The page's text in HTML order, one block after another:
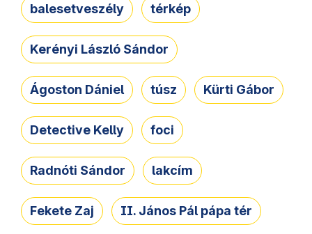
balesetveszély térkép
Kerényi László Sándor
Ágoston Dániel túsz Kürti Gábor
Detective Kelly foci
Radnóti Sándor lakcím
Fekete Zaj II. János Pál pápa tér